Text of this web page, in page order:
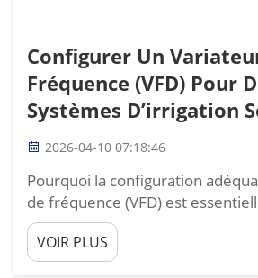
Configurer Un
Fréquence (VFD) Pour
Systèmes D’irrigation
2026-04-10 07:18:46
Pourquoi la configuration
de fréquence (VFD) est
solaire. Un variateur de fréquence
correctement configuré
central qui détermine si un
VOIR PLUS